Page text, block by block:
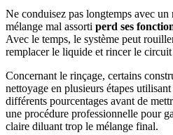
Ne conduisez pas longtemps avec un
mélange mal assorti perd ses
Avec le temps, le système peut
remplacer le liquide et rincer le
Concernant le rinçage, certains
nettoyage en plusieurs étapes
différents pourcentages avant de
une procédure professionnelle pour
claire diluant trop le mélange final.